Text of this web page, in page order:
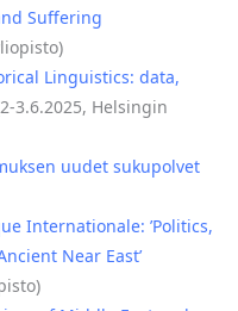
Suffering
Linguistics: data,
3.6.2025, Helsingin
uudet sukupolvet
Internationale: ’Politics,
Near East’